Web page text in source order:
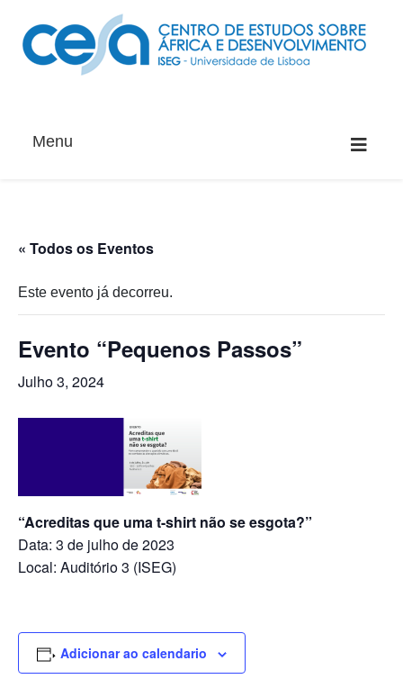
Menu
« Todos os Eventos
Este evento já decorreu.
Evento “Pequenos Passos”
Julho 3, 2024
“Acreditas que uma t-shirt não se esgota?”
Data: 3 de julho de 2023
Local: Auditório 3 (ISEG)
Adicionar ao calendario